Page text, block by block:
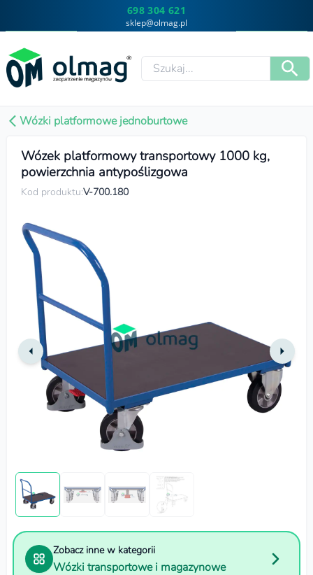
698 304 621
sklep@olmag.pl
Wózki platformowe jednoburtowe
Wózek platformowy transportowy 1000 kg,
powierzchnia antypoślizgowa
Kod produktu:V-700.180
Zobacz inne w kategorii
Wózki transportowe i magazynowe